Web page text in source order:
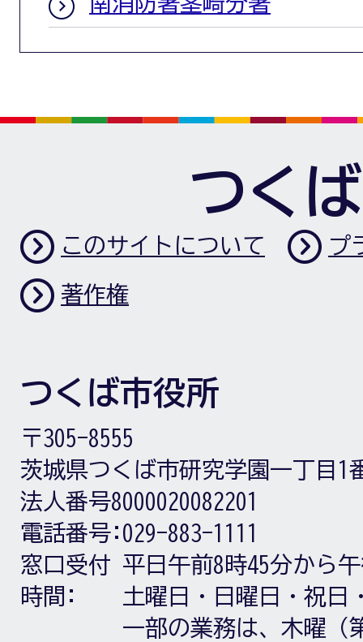
つく
このサイトについて プ
著作権
つくば市役所
〒305-8555
茨城県つくば市研究学園一丁目1
法人番号8000020082201
電話番号: 029-883-1111
窓口受付
時間:
平日午前8時45分から
土曜日・日曜日・祝日
一部の業務は、木曜（